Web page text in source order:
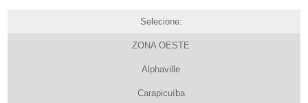
Selecione:
ZONA OESTE
Alphaville
Carapicuíba